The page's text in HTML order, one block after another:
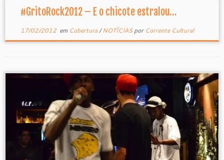
#GritoRock2012 – E o chicote estralou…
17/02/2012em Cobertura/NOTÍCIASpor Corrente Cultural